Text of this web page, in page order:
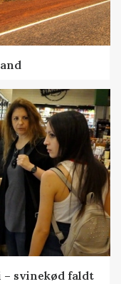
– svinekød faldt